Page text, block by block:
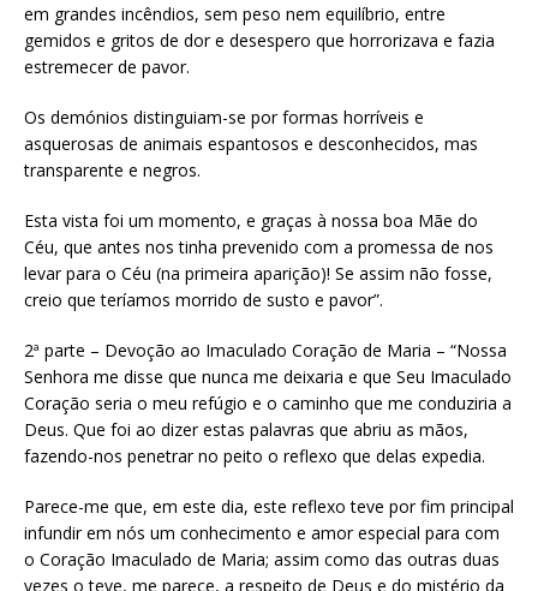
em grandes incêndios, sem peso nem equilíbrio, entre
gemidos e gritos de dor e desespero que horrorizava e fazia
estremecer de pavor.
Os demónios distinguiam-se por formas horríveis e
asquerosas de animais espantosos e desconhecidos, mas
transparente e negros.
Esta vista foi um momento, e graças à nossa boa Mãe do
Céu, que antes nos tinha prevenido com a promessa de nos
levar para o Céu (na primeira aparição)! Se assim não fosse,
creio que teríamos morrido de susto e pavor”.
2ª parte – Devoção ao Imaculado Coração de Maria – “Nossa
Senhora me disse que nunca me deixaria e que Seu Imaculado
Coração seria o meu refúgio e o caminho que me conduziria a
Deus. Que foi ao dizer estas palavras que abriu as mãos,
fazendo-nos penetrar no peito o reflexo que delas expedia.
Parece-me que, em este dia, este reflexo teve por fim principal
infundir em nós um conhecimento e amor especial para com
o Coração Imaculado de Maria; assim como das outras duas
vezes o teve, me parece, a respeito de Deus e do mistério da